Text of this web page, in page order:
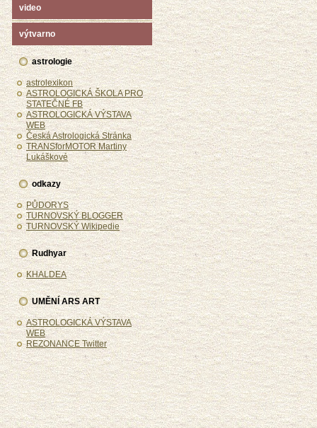
video
výtvarno
astrologie
astrolexikon
ASTROLOGICKÁ ŠKOLA PRO
STATEČNÉ FB
ASTROLOGICKÁ VÝSTAVA
WEB
Česká Astrologická Stránka
TRANSforMOTOR Martiny
Lukáškové
odkazy
PŮDORYS
TURNOVSKÝ BLOGGER
TURNOVSKÝ Wikipedie
Rudhyar
KHALDEA
UMĚNÍ ARS ART
ASTROLOGICKÁ VÝSTAVA
WEB
REZONANCE Twitter